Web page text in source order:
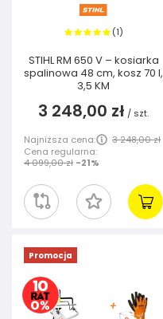
(1)
STIHL RM 650 V – kosiarka
spalinowa 48 cm, kosz 70 l,
3,5 KM
3 248,00 zł / szt.
Najniższa cena:
3 248,00 zł
Cena regularna:
4 099,00 zł -21%
Promocja